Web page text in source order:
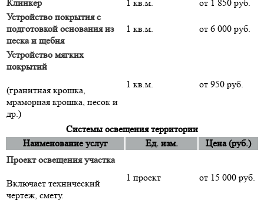
Клинкер
1 кв.м.
от 1 850 руб.
Устройство покрытия с
подготовкой основания из
песка и щебня
1 кв.м. от 6 000 руб.
Устройство мягких
покрытий
(гранитная крошка,
мраморная крошка, песок и
др.)
1 кв.м. от 950 руб.
Системы освещения территории
Наименование услуг
Ед. изм.
Цена (руб.)
Проект освещения участка
Включает технический
чертеж, смету.
1 проект от 15 000 руб.